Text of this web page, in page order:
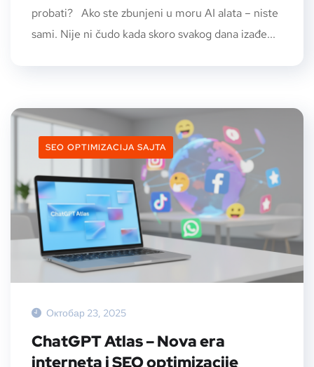
probati? Ako ste zbunjeni u moru AI alata – niste
sami. Nije ni čudo kada skoro svakog dana izađe...
SEO OPTIMIZACIJA SAJTA
Октобар 23, 2025
ChatGPT Atlas – Nova era
interneta i SEO optimizacije